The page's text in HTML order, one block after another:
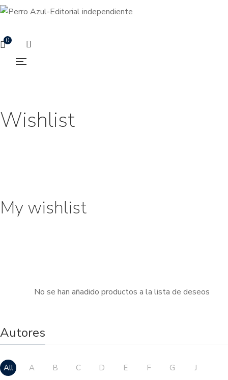
0
Wishlist
My wishlist
No se han añadido productos a la lista de deseos
Autores
All A B C D E F G J